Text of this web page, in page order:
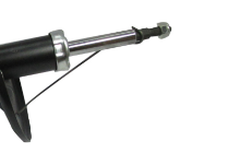
گیربکس
لوازم مصرفی خودرو
اکسسوری, لوازم جانبی ,تزِیینات